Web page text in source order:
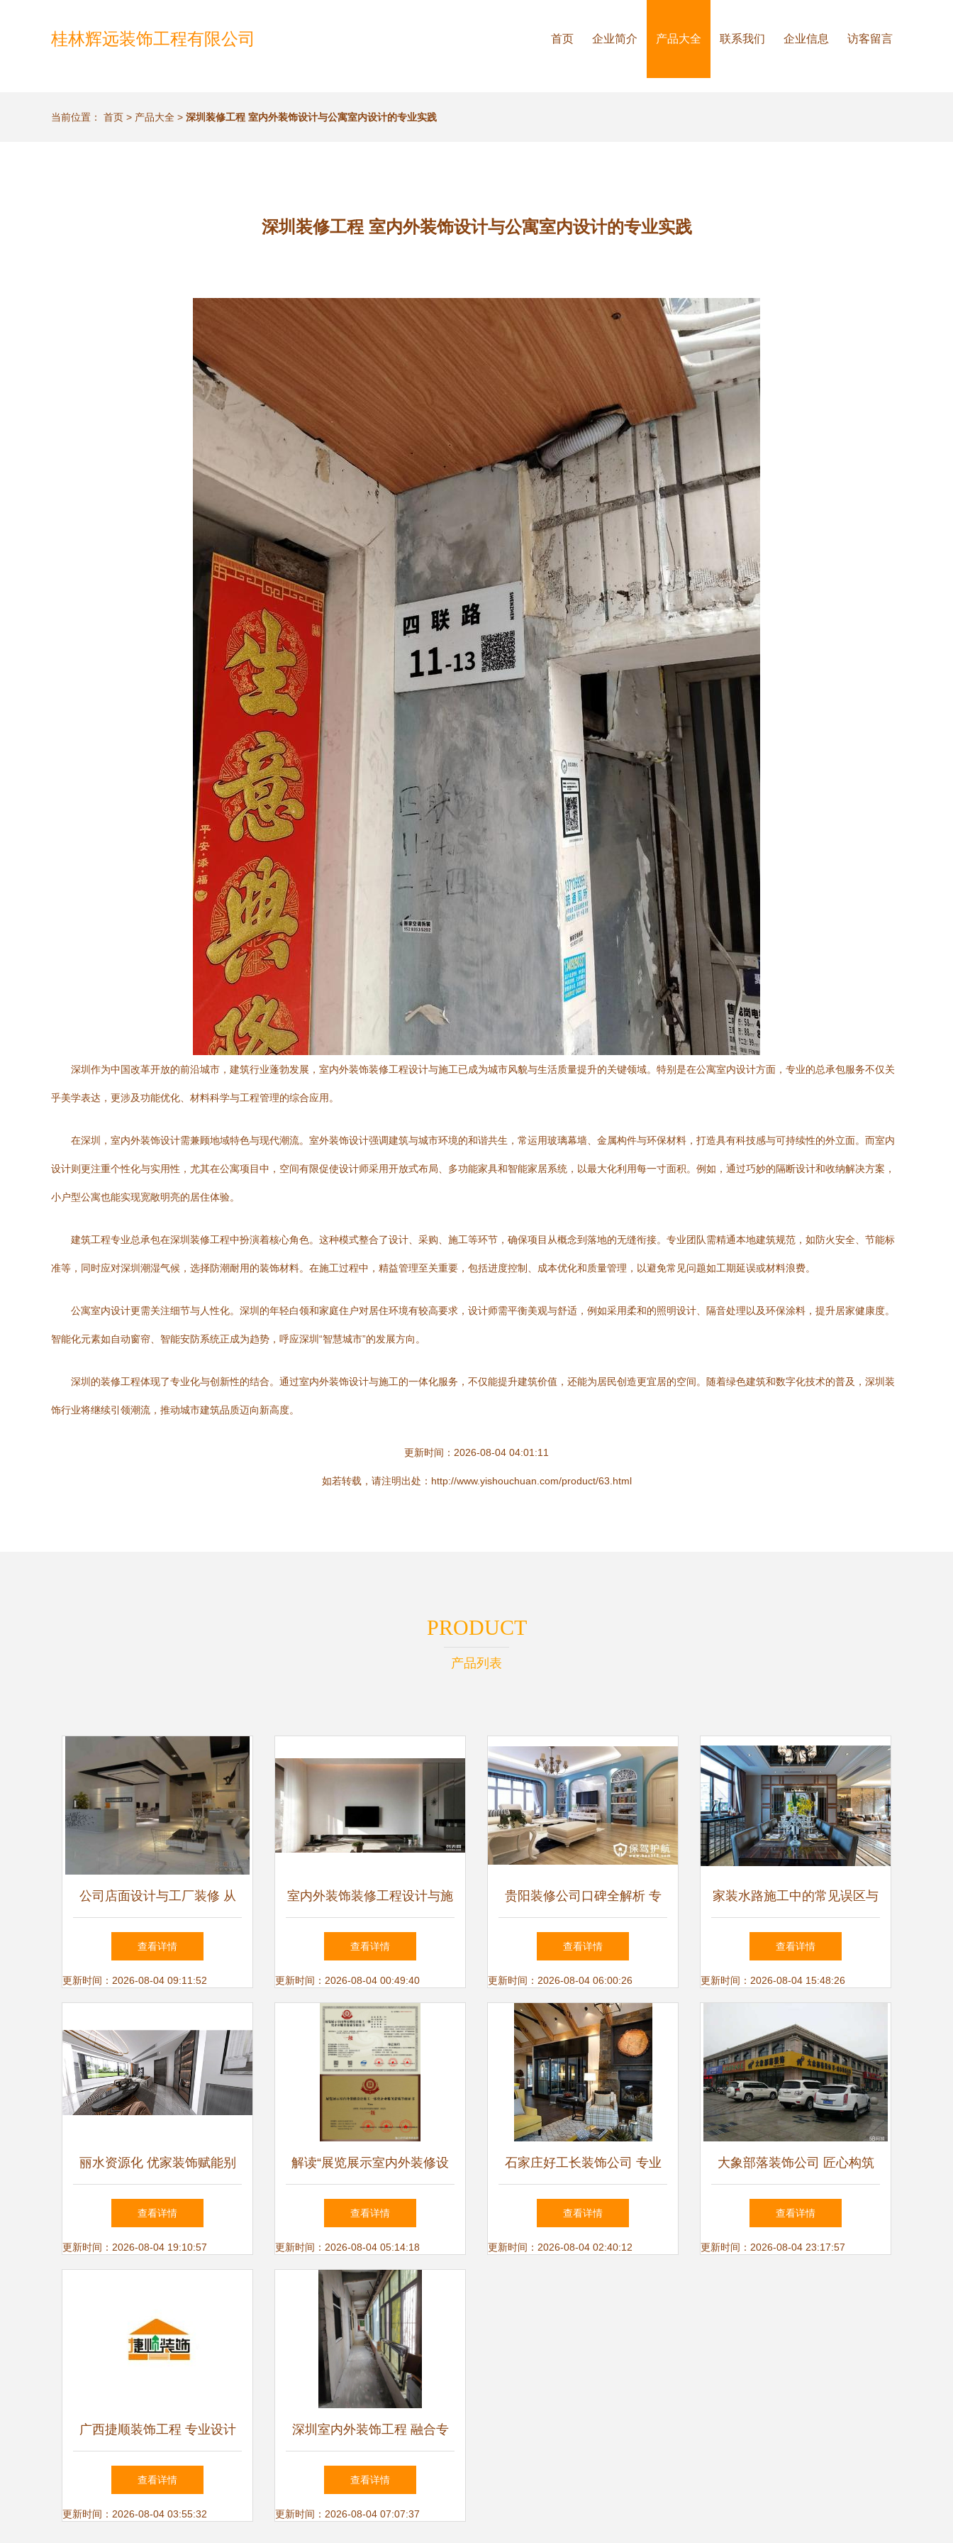
桂林辉远装饰工程有限公司 首页 企业简介 产品大全 联系我们 企业信息 访客留言
当前位置： 首页 > 产品大全 > 深圳装修工程 室内外装饰设计与公寓室内设计的专业实践
深圳装修工程 室内外装饰设计与公寓室内设计的专业实践
深圳作为中国改革开放的前沿城市，建筑行业蓬勃发展，室内外装饰装修工程设计与施工已成为城市风貌与生活质量提升的关键领域。特别是在公寓室内设计方面，专业的总承包服务不仅关
乎美学表达，更涉及功能优化、材料科学与工程管理的综合应用。
在深圳，室内外装饰设计需兼顾地域特色与现代潮流。室外装饰设计强调建筑与城市环境的和谐共生，常运用玻璃幕墙、金属构件与环保材料，打造具有科技感与可持续性的外立面。而室内
设计则更注重个性化与实用性，尤其在公寓项目中，空间有限促使设计师采用开放式布局、多功能家具和智能家居系统，以最大化利用每一寸面积。例如，通过巧妙的隔断设计和收纳解决方案，
小户型公寓也能实现宽敞明亮的居住体验。
建筑工程专业总承包在深圳装修工程中扮演着核心角色。这种模式整合了设计、采购、施工等环节，确保项目从概念到落地的无缝衔接。专业团队需精通本地建筑规范，如防火安全、节能标
准等，同时应对深圳潮湿气候，选择防潮耐用的装饰材料。在施工过程中，精益管理至关重要，包括进度控制、成本优化和质量管理，以避免常见问题如工期延误或材料浪费。
公寓室内设计更需关注细节与人性化。深圳的年轻白领和家庭住户对居住环境有较高要求，设计师需平衡美观与舒适，例如采用柔和的照明设计、隔音处理以及环保涂料，提升居家健康度。
智能化元素如自动窗帘、智能安防系统正成为趋势，呼应深圳“智慧城市”的发展方向。
深圳的装修工程体现了专业化与创新性的结合。通过室内外装饰设计与施工的一体化服务，不仅能提升建筑价值，还能为居民创造更宜居的空间。随着绿色建筑和数字化技术的普及，深圳装
饰行业将继续引领潮流，推动城市建筑品质迈向新高度。
更新时间：2026-08-04 04:01:11
如若转载，请注明出处：http://www.yishouchuan.com/product/63.html
PRODUCT
产品列表
公司店面设计与工厂装修 从
效果图到落地施工的全流程解
析
查看详情
更新时间：2026-08-04 09:11:52
室内外装饰装修工程设计与施
工 从构想到落地的专业之旅
查看详情
更新时间：2026-08-04 00:49:40
贵阳装修公司口碑全解析 专
业设计与施工指南
查看详情
更新时间：2026-08-04 06:00:26
家装水路施工中的常见误区与
室内外装饰装修工程设计与施
工要点
查看详情
更新时间：2026-08-04 15:48:26
丽水资源化 优家装饰赋能别
墅室内外设计施工一体化
查看详情
更新时间：2026-08-04 19:10:57
解读“展览展示室内外装修设
计施工一体化企业服务资质等
级证书”与室内外装饰装修工
程设计与施工
查看详情
更新时间：2026-08-04 05:14:18
石家庄好工长装饰公司 专业
设计与施工，铸就品质室内外
装饰
查看详情
更新时间：2026-08-04 02:40:12
大象部落装饰公司 匠心构筑
内外美学，一站式实现您的空
间梦想
查看详情
更新时间：2026-08-04 23:17:57
广西捷顺装饰工程 专业设计
与施工，打造理想空间
查看详情
更新时间：2026-08-04 03:55:32
深圳室内外装饰工程 融合专
业总承与创意设计，打造理想
公寓空间
查看详情
更新时间：2026-08-04 07:07:37